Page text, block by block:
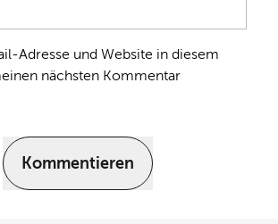
Adresse und Website in diesem
nächsten Kommentar
Kommentieren